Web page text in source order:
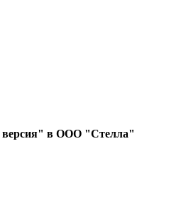
версия" в ООО "Стелла"